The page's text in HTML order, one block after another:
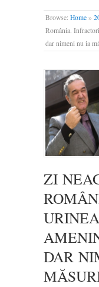
Browse: Home »
România.
dar nimeni nu ia
ZI
DAR